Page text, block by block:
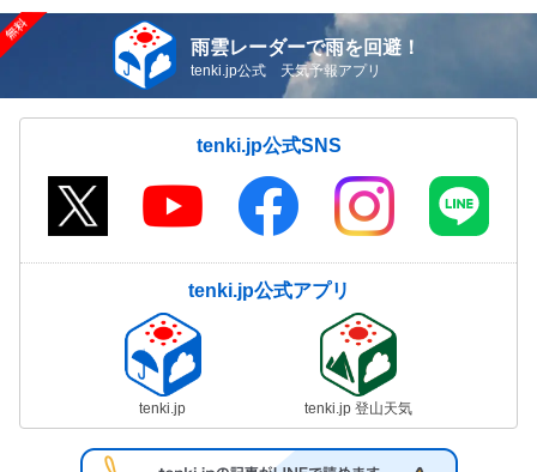
雨雲レーダーで雨を回避！
tenki.jp公式 天気予報アプリ
tenki.jp公式SNS
tenki.jp公式アプリ
tenki.jp tenki.jp 登山天気